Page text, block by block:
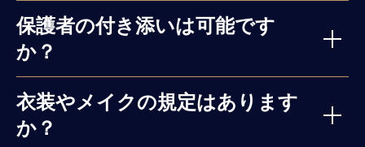
保護者の付き添いは可能です
か？
衣装やメイクの規定はあります
か？